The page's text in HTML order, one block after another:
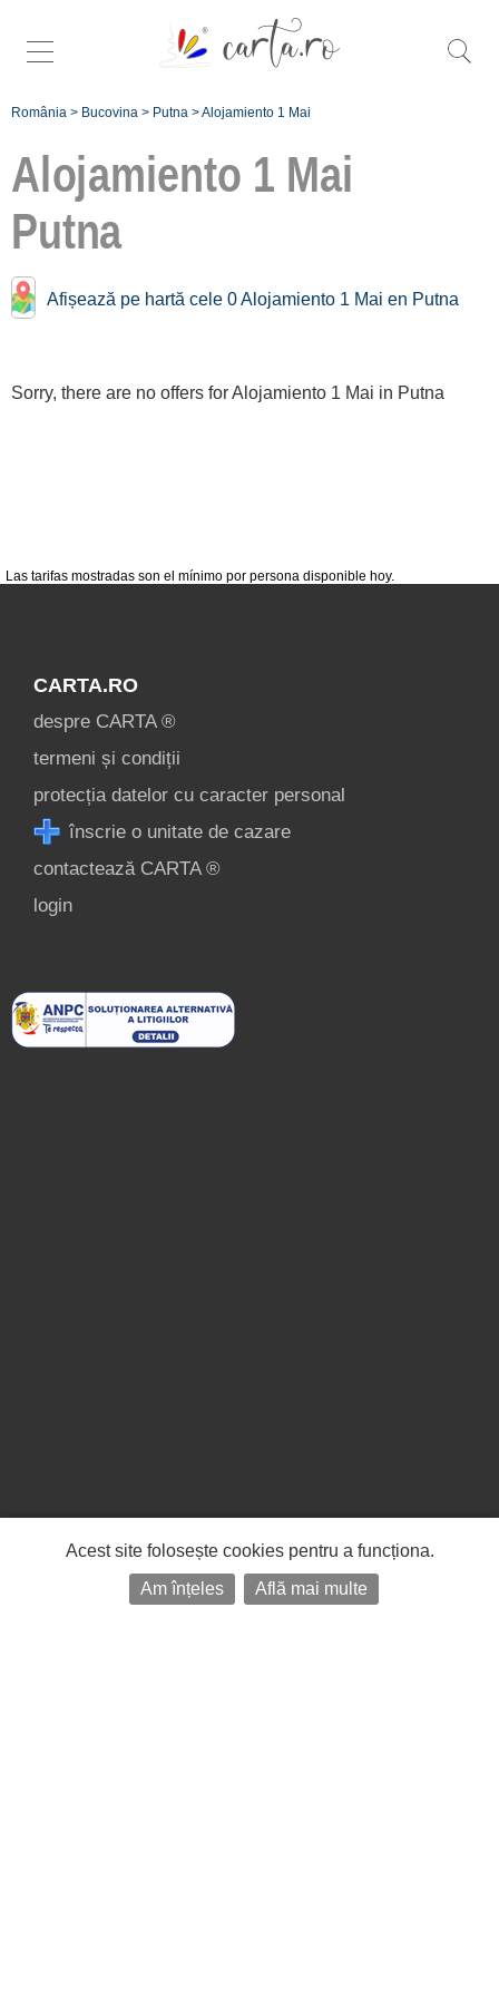
România > Bucovina > Putna >Alojamiento 1 Mai
Alojamiento 1 Mai
Putna
Afișează pe hartă cele 0 Alojamiento 1 Mai en Putna
Las tarifas mostradas son el mínimo por persona disponible hoy.
Sorry, there are no offers for Alojamiento 1 Mai in Putna
1 Mai cerca de
[1 offers a 39.2 km]
Înscrie o unitate
login
en Putna »
CARTA.RO
despre CARTA ®
termeni și condiții
protecția datelor cu caracter personal
înscrie o unitate de cazare
contactează CARTA ®
login
Acest site folosește cookies pentru a funcționa.
Am înțeles
Află mai multe